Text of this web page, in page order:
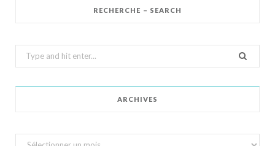
RECHERCHE – SEARCH
Search
for:
ARCHIVES
Archives